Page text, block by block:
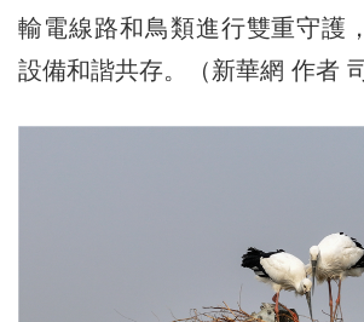
輸電線路和鳥類進行雙重守護
設備和諧共存。（新華網 作者